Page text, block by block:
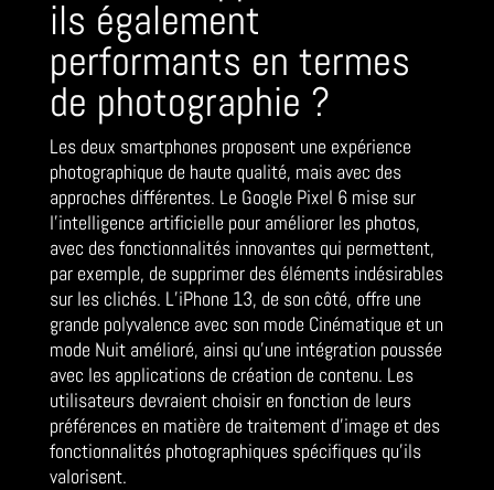
ils également
performants en termes
de photographie ?
Les deux smartphones proposent une expérience
photographique de haute qualité, mais avec des
approches différentes. Le Google Pixel 6 mise sur
l’intelligence artificielle pour améliorer les photos,
avec des fonctionnalités innovantes qui permettent,
par exemple, de supprimer des éléments indésirables
sur les clichés. L’iPhone 13, de son côté, offre une
grande polyvalence avec son mode Cinématique et un
mode Nuit amélioré, ainsi qu’une intégration poussée
avec les applications de création de contenu. Les
utilisateurs devraient choisir en fonction de leurs
préférences en matière de traitement d’image et des
fonctionnalités photographiques spécifiques qu’ils
valorisent.